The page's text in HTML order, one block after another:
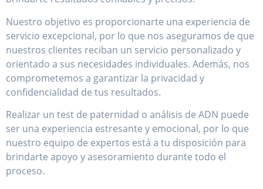
Nuestro objetivo es proporcionarte una experiencia de
servicio excepcional, por lo que nos aseguramos de que
nuestros clientes reciban un servicio personalizado y
orientado a sus necesidades individuales. Además, nos
comprometemos a garantizar la privacidad y
confidencialidad de tus resultados.
Realizar un test de paternidad o análisis de ADN puede
ser una experiencia estresante y emocional, por lo que
nuestro equipo de expertos está a tu disposición para
brindarte apoyo y asesoramiento durante todo el
proceso.